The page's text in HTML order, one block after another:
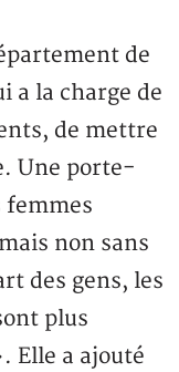
de
a la charge de
de mettre
Une porte-
femmes
non sans
des gens, les
plus
Elle a ajouté